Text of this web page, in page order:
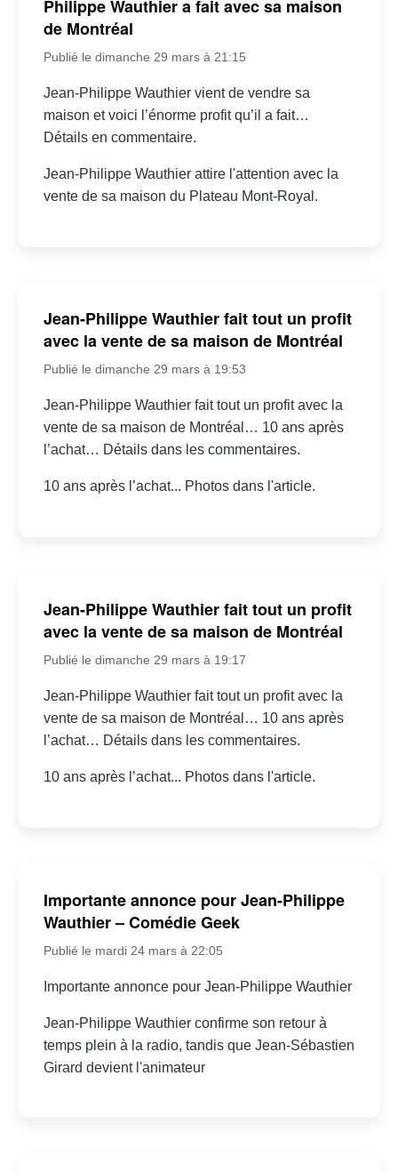
Philippe Wauthier a fait avec sa maison
de Montréal
Publié le dimanche 29 mars à 21:15
Jean-Philippe Wauthier vient de vendre sa
maison et voici l’énorme profit qu’il a fait…
Détails en commentaire.
Jean-Philippe Wauthier attire l'attention avec la
vente de sa maison du Plateau Mont-Royal.
Jean-Philippe Wauthier fait tout un profit
avec la vente de sa maison de Montréal
Publié le dimanche 29 mars à 19:53
Jean-Philippe Wauthier fait tout un profit avec la
vente de sa maison de Montréal… 10 ans après
l’achat… Détails dans les commentaires.
10 ans après l’achat... Photos dans l'article.
Jean-Philippe Wauthier fait tout un profit
avec la vente de sa maison de Montréal
Publié le dimanche 29 mars à 19:17
Jean-Philippe Wauthier fait tout un profit avec la
vente de sa maison de Montréal… 10 ans après
l’achat… Détails dans les commentaires.
10 ans après l’achat... Photos dans l'article.
Importante annonce pour Jean-Philippe
Wauthier – Comédie Geek
Publié le mardi 24 mars à 22:05
Importante annonce pour Jean-Philippe Wauthier
Jean-Philippe Wauthier confirme son retour à
temps plein à la radio, tandis que Jean-Sébastien
Girard devient l'animateur